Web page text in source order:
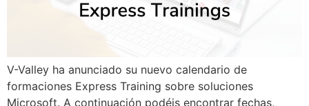
V-Valley ha anunciado su nuevo calendario de
formaciones Express Training sobre soluciones
Microsoft. A continuación podéis encontrar fechas,